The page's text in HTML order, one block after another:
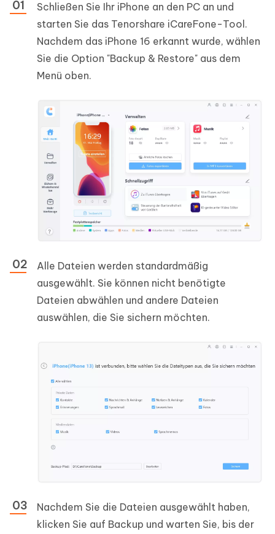
Schließen Sie Ihr iPhone an den PC an und
starten Sie das Tenorshare iCareFone-Tool.
Nachdem das iPhone 16 erkannt wurde, wählen
Sie die Option "Backup & Restore" aus dem
Menü oben.
Alle Dateien werden standardmäßig
ausgewählt. Sie können nicht benötigte
Dateien abwählen und andere Dateien
auswählen, die Sie sichern möchten.
Nachdem Sie die Dateien ausgewählt haben,
klicken Sie auf Backup und warten Sie, bis der